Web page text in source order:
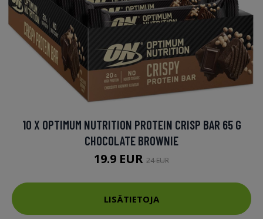
10 X OPTIMUM NUTRITION PROTEIN CRISP BAR 65 G
CHOCOLATE BROWNIE
19.9 EUR 24 EUR
LISÄTIETOJA